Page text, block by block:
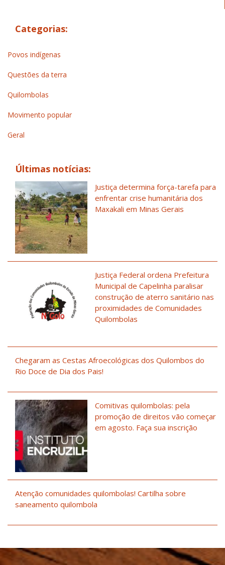
Categorias:
Povos indígenas
Questões da terra
Quilombolas
Movimento popular
Geral
Últimas notícias:
Justiça determina força-tarefa para
enfrentar crise humanitária dos
Maxakali em Minas Gerais
Justiça Federal ordena Prefeitura
Municipal de Capelinha paralisar
construção de aterro sanitário nas
proximidades de Comunidades
Quilombolas
Chegaram as Cestas Afroecológicas dos Quilombos do
Rio Doce de Dia dos Pais!
Comitivas quilombolas: pela
promoção de direitos vão começar
em agosto. Faça sua inscrição
Atenção comunidades quilombolas! Cartilha sobre
saneamento quilombola